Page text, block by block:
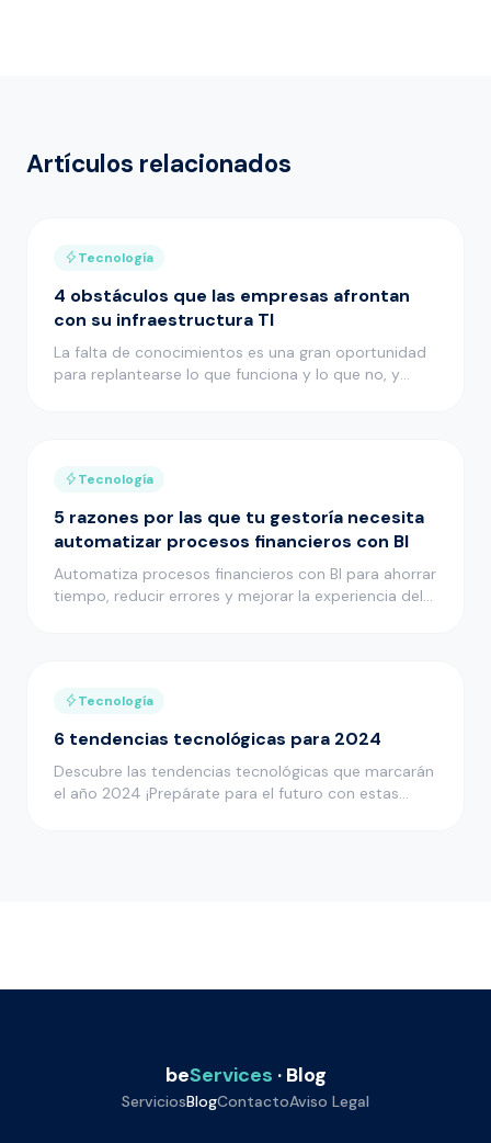
Artículos relacionados
Tecnología
4 obstáculos que las empresas afrontan
con su infraestructura TI
La falta de conocimientos es una gran oportunidad
para replantearse lo que funciona y lo que no, y
Tecnología
5 razones por las que tu gestoría necesita
automatizar procesos financieros con BI
Automatiza procesos financieros con BI para ahorrar
tiempo, reducir errores y mejorar la experiencia del
Tecnología
6 tendencias tecnológicas para 2024
Descubre las tendencias tecnológicas que marcarán
el año 2024 ¡Prepárate para el futuro con estas
beServices · Blog
ServiciosBlogContactoAviso Legal